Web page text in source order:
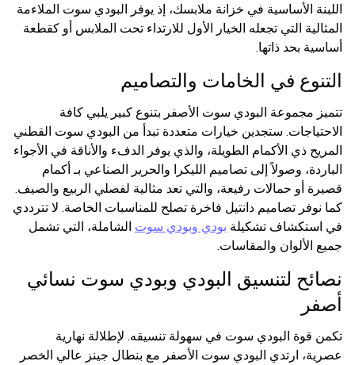
اللبنة الأساسية في خزانة ملابسك، إذ يوفر البودي سوت الملاءمة
المثالية التي تجعله الخيار الأول للارتداء تحت الملابس أو كقطعة
أساسية بحد ذاتها.
التنوع في الخامات والتصاميم
تتميز مجموعة البودي سوت الأصفر بتنوع كبير يلبي كافة
الاحتياجات. ستجدين خيارات متعددة تبدأ من البودي سوت القطني
المريح ذي الأكمام الطويلة، والذي يوفر الدفء والأناقة في الأجواء
الباردة، وصولاً إلى تصاميم الليكرا والحرير الصناعي بـ أكمام
قصيرة أو حمالات رفيعة، والتي تعد مثالية لفصلي الربيع والصيف.
كما نوفر تصاميم دانتيل فاخرة تصلح للمناسبات الخاصة. لا تترددي
في استكشاف تشكيلة بودي وبودي سوت الشاملة، التي تشمل
جميع الألوان والمقاسات.
نصائح لتنسيق البودي وبودي سوت نسائي
أصفر
تكمن قوة البودي سوت في سهولة تنسيقه. لإطلالة نهارية
عصرية، ارتدي البودي سوت الأصفر مع بنطال جينز عالي الخصر